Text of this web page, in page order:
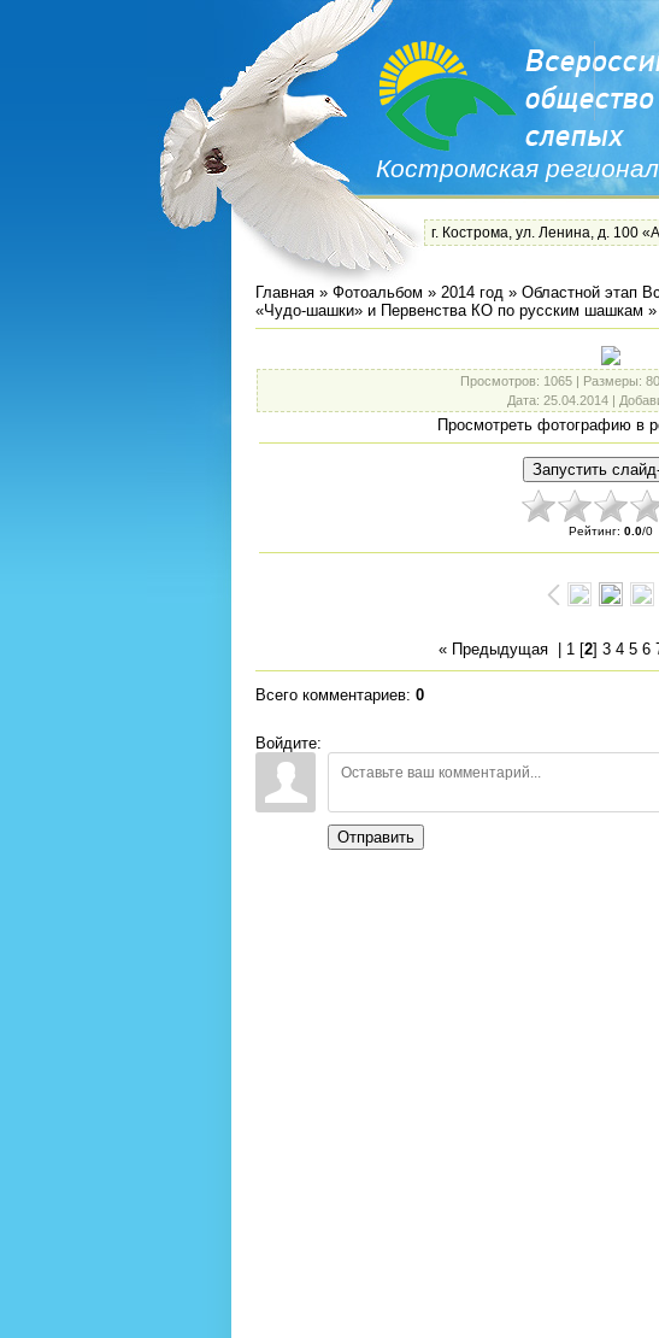
Костромская
г. Кострома, ул. Ленина, д. 100
Главная » Фотоальбом » 2014 год » Областной этап
«Чудо-шашки» и Первенства КО по русским шашкам
Просмотров: 1065 | Размеры:
Дата: 25.04.2014 |
Просмотреть фотографию в
Рейтинг: 0.0/0
« Предыдущая| 1[2] 3 4 5 6
Всего комментариев: 0
Войдите:
Отправить